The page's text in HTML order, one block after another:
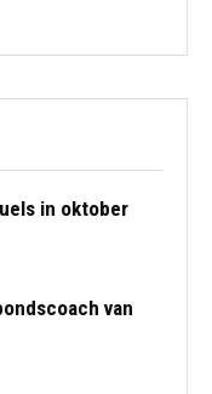
in oktober
van